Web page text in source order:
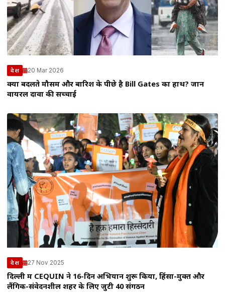
देश 20 Mar 2026
क्या बदलते मौसम और बारिश के पीछे है Bill Gates का हाथ? जानें
वायरल दावों की सच्चाई
देश 27 Nov 2025
दिल्ली में CEQUIN ने 16-दिन अभियान शुरू किया, हिंसा-मुक्त और
लैंगिक-संवेदनशील शहर के लिए जुटी 40 संगठन